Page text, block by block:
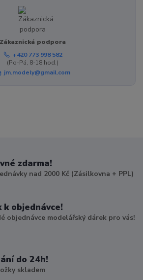
Zákaznická podpora
+420 773 998 582
(Po-Pá, 8-18 hod.)
jm.modely@gmail.com
zdarma!
nad 2000 Kč (Zásilkovna + PPL)
k objednávce!
objednávce modelářský dárek pro vás!
do 24h!
skladem